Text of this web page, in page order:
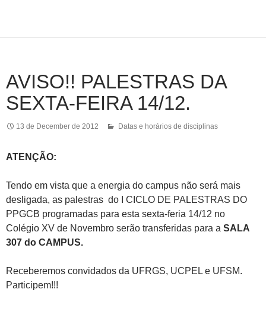
AVISO!! PALESTRAS DA
SEXTA-FEIRA 14/12.
13 de December de 2012 Datas e horários de disciplinas
ATENÇÃO:
Tendo em vista que a energia do campus não será mais
desligada, as palestras do I CICLO DE PALESTRAS DO
PPGCB programadas para esta sexta-feria 14/12 no
Colégio XV de Novembro serão transferidas para a SALA
307 do CAMPUS.
Receberemos convidados da UFRGS, UCPEL e UFSM.
Participem!!!